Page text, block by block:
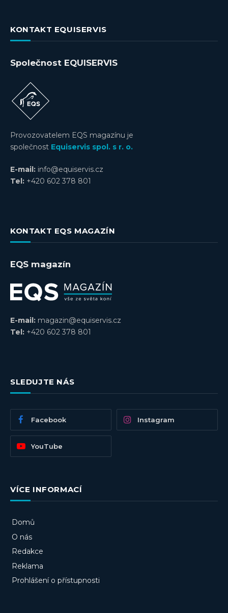
KONTAKT EQUISERVIS
Společnost EQUISERVIS
Provozovatelem EQS magazínu je
společnost Equiservis spol. s r. o.
E-mail: info@equiservis.cz
Tel: +420 602 378 801
KONTAKT EQS MAGAZÍN
EQS magazín
E-mail: magazin@equiservis.cz
Tel: +420 602 378 801
SLEDUJTE NÁS
Facebook Instagram
YouTube
VÍCE INFORMACÍ
Domů
O nás
Redakce
Reklama
Prohlášení o přístupnosti